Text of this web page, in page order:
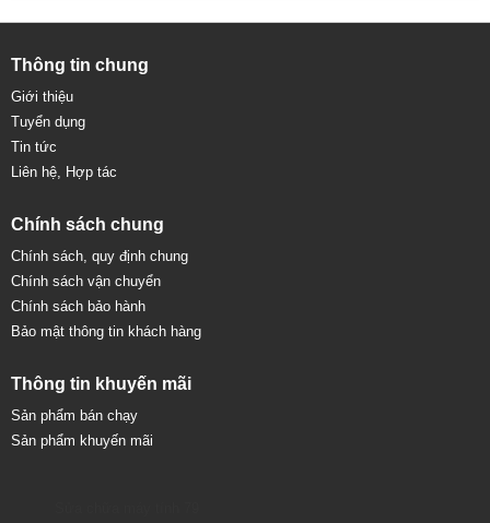
Thông tin chung
Giới thiệu
Tuyển dụng
Tin tức
Liên hệ, Hợp tác
Chính sách chung
Chính sách, quy định chung
Chính sách vận chuyển
Chính sách bảo hành
Bảo mật thông tin khách hàng
Thông tin khuyến mãi
Sản phẩm bán chạy
Sản phẩm khuyến mãi